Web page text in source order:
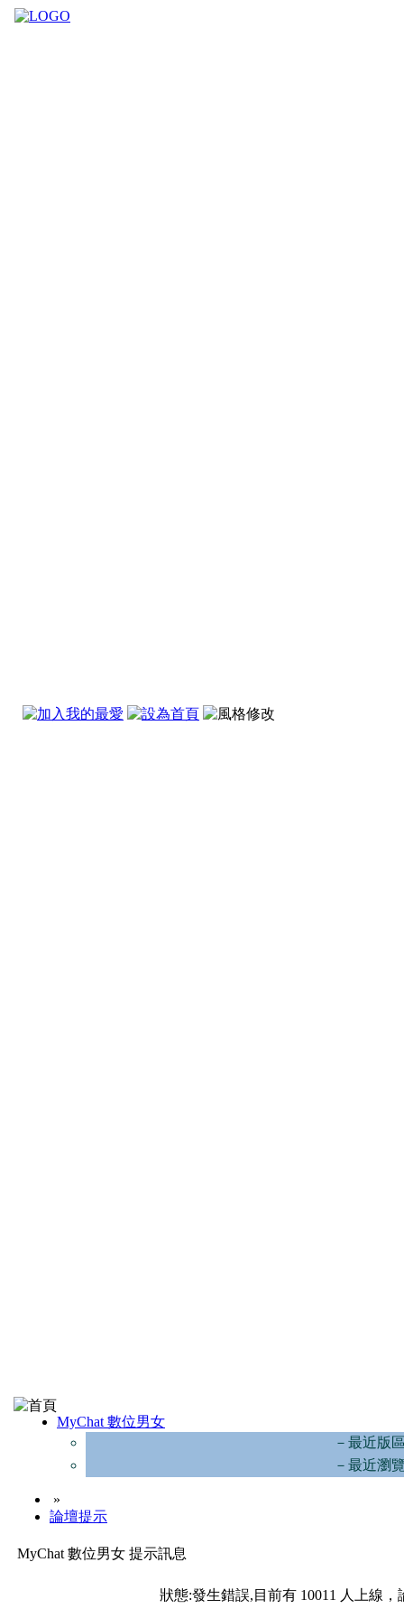
MyChat 數位男女
－最近版
－最近瀏
»
論壇提示
MyChat 數位男女 提示訊息
狀態:發生錯誤,目前有 10011 人上線